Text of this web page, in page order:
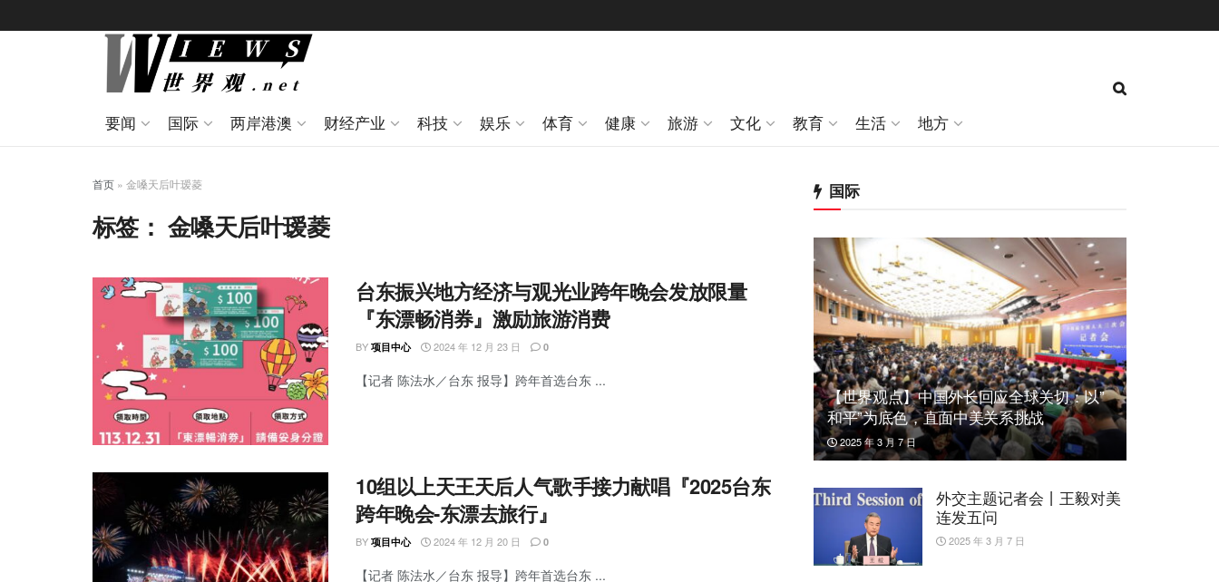
要闻 国际 两岸港澳 财经产业 科技 娱乐 体育 健康 旅游 文化 教育 生活 地方
首页 » 金嗓天后叶瑷菱
标签： 金嗓天后叶瑷菱
台东振兴地方经济与观光业跨年晚会发放限量
『东漂畅消券』激励旅游消费
BY 项目中心 2024 年 12 月 23 日 0
【记者 陈法水／台东 报导】跨年首选台东 ...
10组以上天王天后人气歌手接力献唱『2025台东
跨年晚会-东漂去旅行』
BY 项目中心 2024 年 12 月 20 日 0
【记者 陈法水／台东 报导】跨年首选台东 ...
国际
【世界观点】中国外长回应全球关切：以”
和平”为底色，直面中美关系挑战
2025 年 3 月 7 日
外交主题记者会丨王毅对美
连发五问
2025 年 3 月 7 日